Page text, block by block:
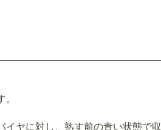
イヤに対し、熟す前の青い状態で収